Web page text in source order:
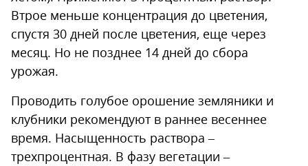
Втрое меньше концентрация до цветения,
спустя 30 дней после цветения, еще через
месяц. Но не позднее 14 дней до сбора
урожая.
Проводить голубое орошение земляники и
клубники рекомендуют в раннее весеннее
время. Насыщенность раствора –
трехпроцентная. В фазу вегетации –